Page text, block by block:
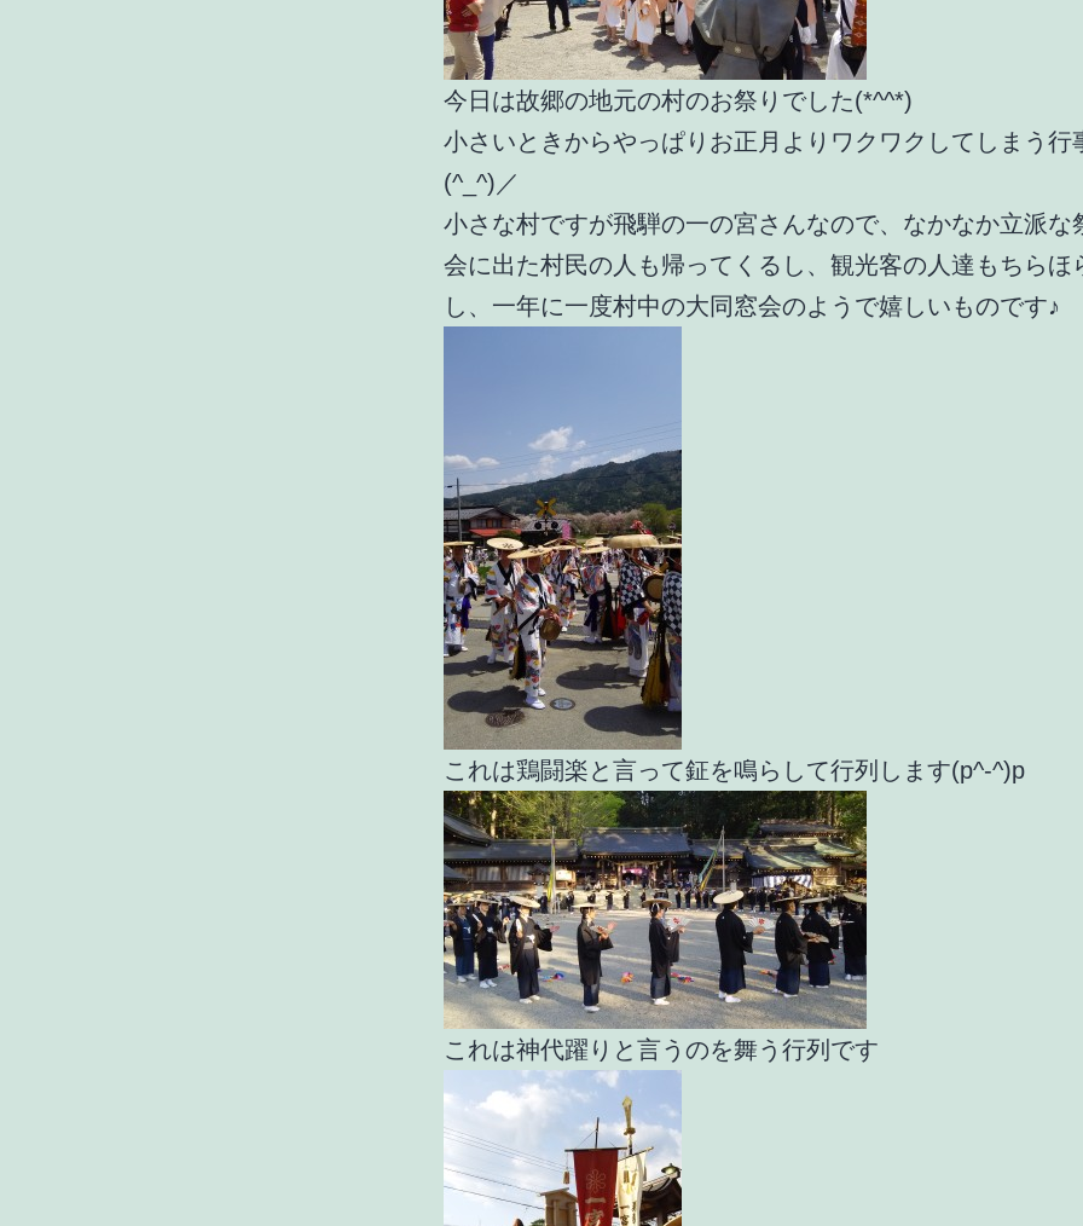
今日は故郷の地元の村のお祭りでした(*^^*)
小さいときからやっぱりお正月よりワクワクしてしまう行
(^_^)／
小さな村ですが飛騨の一の宮さんなので、なかなか立派な
会に出た村民の人も帰ってくるし、観光客の人達もちらほ
し、一年に一度村中の大同窓会のようで嬉しいものです♪
これは鶏闘楽と言って鉦を鳴らして行列します(p^-^)p
これは神代躍りと言うのを舞う行列です